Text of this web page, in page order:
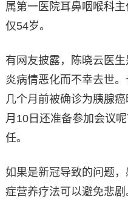
属第一医院耳鼻咽喉科
仅54岁。
有网友披露，陈晓云医
炎病情恶化而不幸去世
几个月前被确诊为胰腺
月10日还准备参加会议
任。
如果是新冠导致的问题
症营养疗法可以避免悲